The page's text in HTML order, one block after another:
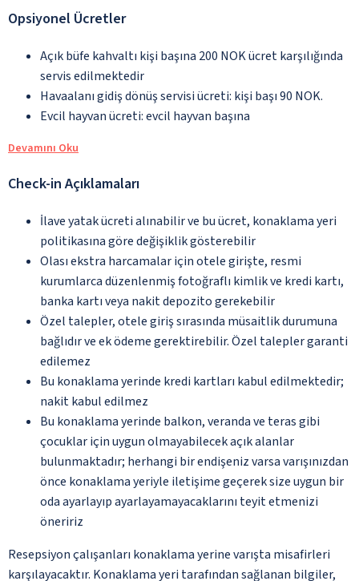
Opsiyonel Ücretler
Açık büfe kahvaltı kişi başına 200 NOK ücret karşılığında
servis edilmektedir
Havaalanı gidiş dönüş servisi ücreti: kişi başı 90 NOK.
Evcil hayvan ücreti: evcil hayvan başına
Devamını Oku
Check-in Açıklamaları
İlave yatak ücreti alınabilir ve bu ücret, konaklama yeri
politikasına göre değişiklik gösterebilir
Olası ekstra harcamalar için otele girişte, resmi
kurumlarca düzenlenmiş fotoğraflı kimlik ve kredi kartı,
banka kartı veya nakit depozito gerekebilir
Özel talepler, otele giriş sırasında müsaitlik durumuna
bağlıdır ve ek ödeme gerektirebilir. Özel talepler garanti
edilemez
Bu konaklama yerinde kredi kartları kabul edilmektedir;
nakit kabul edilmez
Bu konaklama yerinde balkon, veranda ve teras gibi
çocuklar için uygun olmayabilecek açık alanlar
bulunmaktadır; herhangi bir endişeniz varsa varışınızdan
önce konaklama yeriyle iletişime geçerek size uygun bir
oda ayarlayıp ayarlayamayacaklarını teyit etmenizi
öneririz
Resepsiyon çalışanları konaklama yerine varışta misafirleri
karşılayacaktır. Konaklama yeri tarafından sağlanan bilgiler,